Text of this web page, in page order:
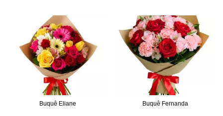
Buquê Eliane Buquê Fernanda